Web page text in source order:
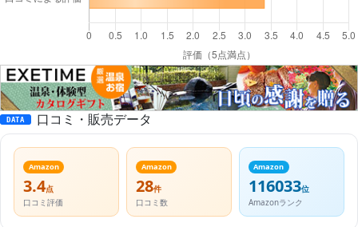
DATA 口コミ・販売データ
Amazon
3.4点
口コミ評価
Amazon
28件
口コミ数
Amazon
116033位
Amazonランク